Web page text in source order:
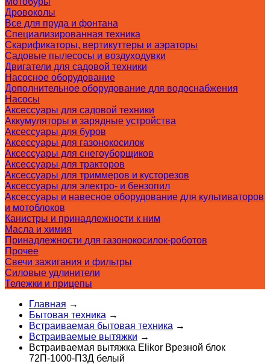
Дровоколы
Все для пруда и фонтана
Специализированная техника
Скарификаторы, вертикуттеры и аэраторы
Садовые пылесосы и воздуходувки
Двигатели для садовой техники
Насосное оборудование
Дополнительное оборудование для водоснабжения
Насосы
Аксессуары для садовой техники
Аккумуляторы и зарядные устройства
Аксессуары для буров
Аксессуары для газонокосилок
Аксессуары для снегоуборщиков
Аксессуары для тракторов
Аксессуары для триммеров и кусторезов
Аксессуары для электро- и бензопил
Аксессуары и навесное оборудование для культиваторов
и мотоблоков
Канистры и принадлежности к ним
Масла и химия
Принадлежности для газонокосилок-роботов
Прочее
Свечи зажигания и фильтры
Силовые удлинители
Тележки и прицепы
Главная →
Бытовая техника →
Встраиваемая бытовая техника →
Встраиваемые вытяжки →
Встраиваемая вытяжка Elikor Врезной блок
72П-1000-П3Д белый